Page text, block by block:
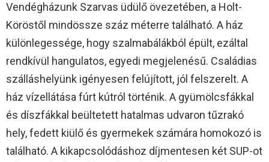
Vendégházunk Szarvas üdülő övezetében, a Holt-
Köröstől mindössze száz méterre található. A ház
különlegessége, hogy szalmabálákból épült, ezáltal
rendkívül hangulatos, egyedi megjelenésű. Családias
szálláshelyünk igényesen felújított, jól felszerelt. A
ház vízellátása fúrt kútról történik. A gyümölcsfákkal
és díszfákkal beültetett hatalmas udvaron tűzrakó
hely, fedett kiülő és gyermekek számára homokozó is
található. A kikapcsolódáshoz díjmentesen két SUP-ot